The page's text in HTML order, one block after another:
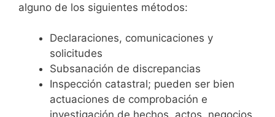
alguno de los siguientes métodos:
Declaraciones, comunicaciones y
solicitudes
Subsanación de discrepancias
Inspección catastral; pueden ser bien
actuaciones de comprobación e